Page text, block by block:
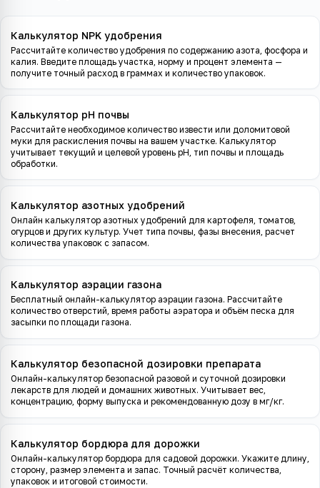
Калькулятор NPK удобрения
Рассчитайте количество удобрения по содержанию азота, фосфора и
калия. Введите площадь участка, норму и процент элемента —
получите точный расход в граммах и количество упаковок.
Калькулятор pH почвы
Рассчитайте необходимое количество извести или доломитовой
муки для раскисления почвы на вашем участке. Калькулятор
учитывает текущий и целевой уровень pH, тип почвы и площадь
обработки.
Калькулятор азотных удобрений
Онлайн калькулятор азотных удобрений для картофеля, томатов,
огурцов и других культур. Учет типа почвы, фазы внесения, расчет
количества упаковок с запасом.
Калькулятор аэрации газона
Бесплатный онлайн-калькулятор аэрации газона. Рассчитайте
количество отверстий, время работы аэратора и объём песка для
засыпки по площади газона.
Калькулятор безопасной дозировки препарата
Онлайн-калькулятор безопасной разовой и суточной дозировки
лекарств для людей и домашних животных. Учитывает вес,
концентрацию, форму выпуска и рекомендованную дозу в мг/кг.
Калькулятор бордюра для дорожки
Онлайн-калькулятор бордюра для садовой дорожки. Укажите длину,
сторону, размер элемента и запас. Точный расчёт количества,
упаковок и итоговой стоимости.